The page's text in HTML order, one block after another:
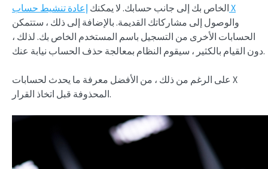
الخاص بك إلى جانب حسابك. لا يمكنك إعادة تنشيط حساب X
والوصول إلى مشاركاتك القديمة. بالإضافة إلى ذلك ، ستتمكن
الحسابات الأخرى من التسجيل باسم المستخدم الخاص بك. لذلك ،
دون القيام بالكثير ، سيقوم النظام بمعالجة حذف الحساب نيابة عنك.
على الرغم من ذلك ، من الأفضل معرفة ما يحدث لحسابات X
المحذوفة قبل اتخاذ القرار.